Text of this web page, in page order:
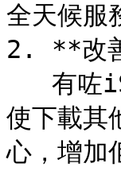
全天候服
2. **改
使下載其
心，增加